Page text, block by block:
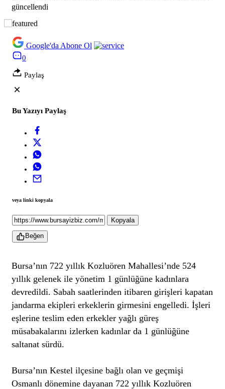
güncellendi
Google'da Abone Ol
0
Paylaş
Bu Yazıyı Paylaş
veya linki kopyala
Kopyala
Beğen
Bursa’nın 722 yıllık Kozluören Mahallesi’nde 524
yıllık gelenek ile yönetim 1 günlüğüne kadınlara
devredildi. Sabah saatlerinden itibaren girişleri kapatan
jandarma ekipleri erkeklerin girmesini engelledi. İşleri
eşlerine teslim eden erkekler yağlı güreş
müsabakalarını izlerken kadınlar da 1 günlüğüne
saltanat sürdü.
Bursa’nın Kestel ilçesine bağlı olan ve geçmişi
Osmanlı dönemine dayanan 722 yıllık Kozluören